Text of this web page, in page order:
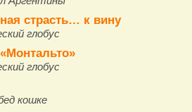
страсть… к вину
глобус
глобус
кошке